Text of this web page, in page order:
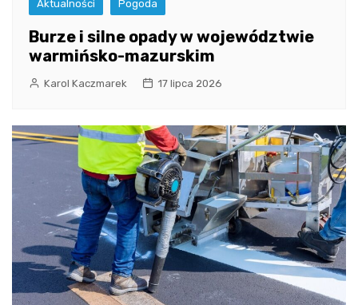
Aktualności Pogoda
Burze i silne opady w województwie
warmińsko-mazurskim
Karol Kaczmarek 17 lipca 2026